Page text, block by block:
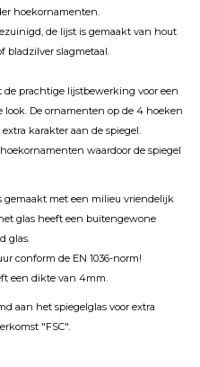
hoekornamenten.
de lijst is gemaakt van hout
bladzilver slagmetaal.
de prachtige lijstbewerking voor een
De ornamenten op de 4 hoeken
karakter aan de spiegel.
waardoor de spiegel
gemaakt met een milieu vriendelijk
glas heeft een buitengewone
glas.
conform de EN 1036-norm!
een dikte van 4mm.
aan het spiegelglas voor extra
"FSC".